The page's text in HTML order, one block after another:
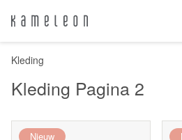
Kleding
Kleding Pagina 2
Nieuw